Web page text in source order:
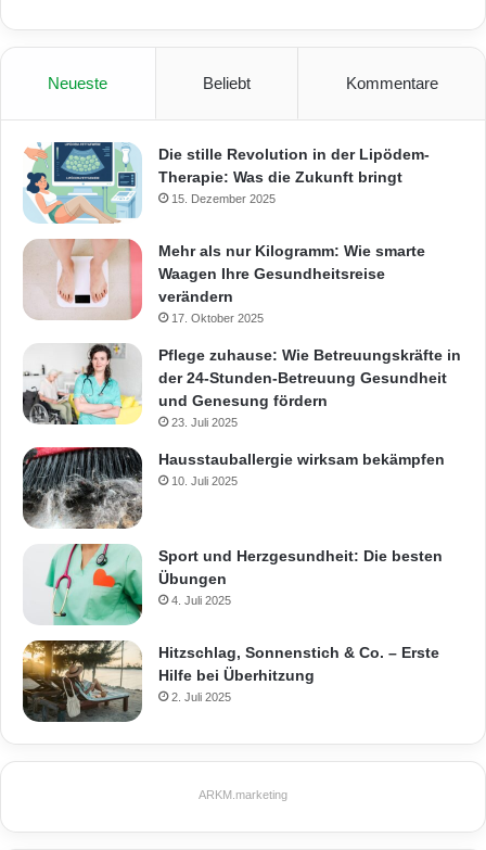
Neueste Beliebt Kommentare
Die stille Revolution in der Lipödem-
Therapie: Was die Zukunft bringt
15. Dezember 2025
Mehr als nur Kilogramm: Wie smarte
Waagen Ihre Gesundheitsreise
verändern
17. Oktober 2025
Pflege zuhause: Wie Betreuungskräfte in
der 24-Stunden-Betreuung Gesundheit
und Genesung fördern
23. Juli 2025
Hausstauballergie wirksam bekämpfen
10. Juli 2025
Sport und Herzgesundheit: Die besten
Übungen
4. Juli 2025
Hitzschlag, Sonnenstich & Co. – Erste
Hilfe bei Überhitzung
2. Juli 2025
ARKM.marketing